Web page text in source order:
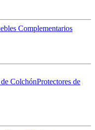
Complementarios
ColchónProtectores de